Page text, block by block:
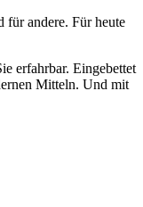
für andere. Für heute
erfahrbar. Eingebettet
Mitteln. Und mit